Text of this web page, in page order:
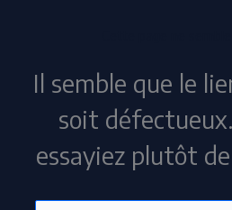
Il semble que le
soit
essayiez plutôt